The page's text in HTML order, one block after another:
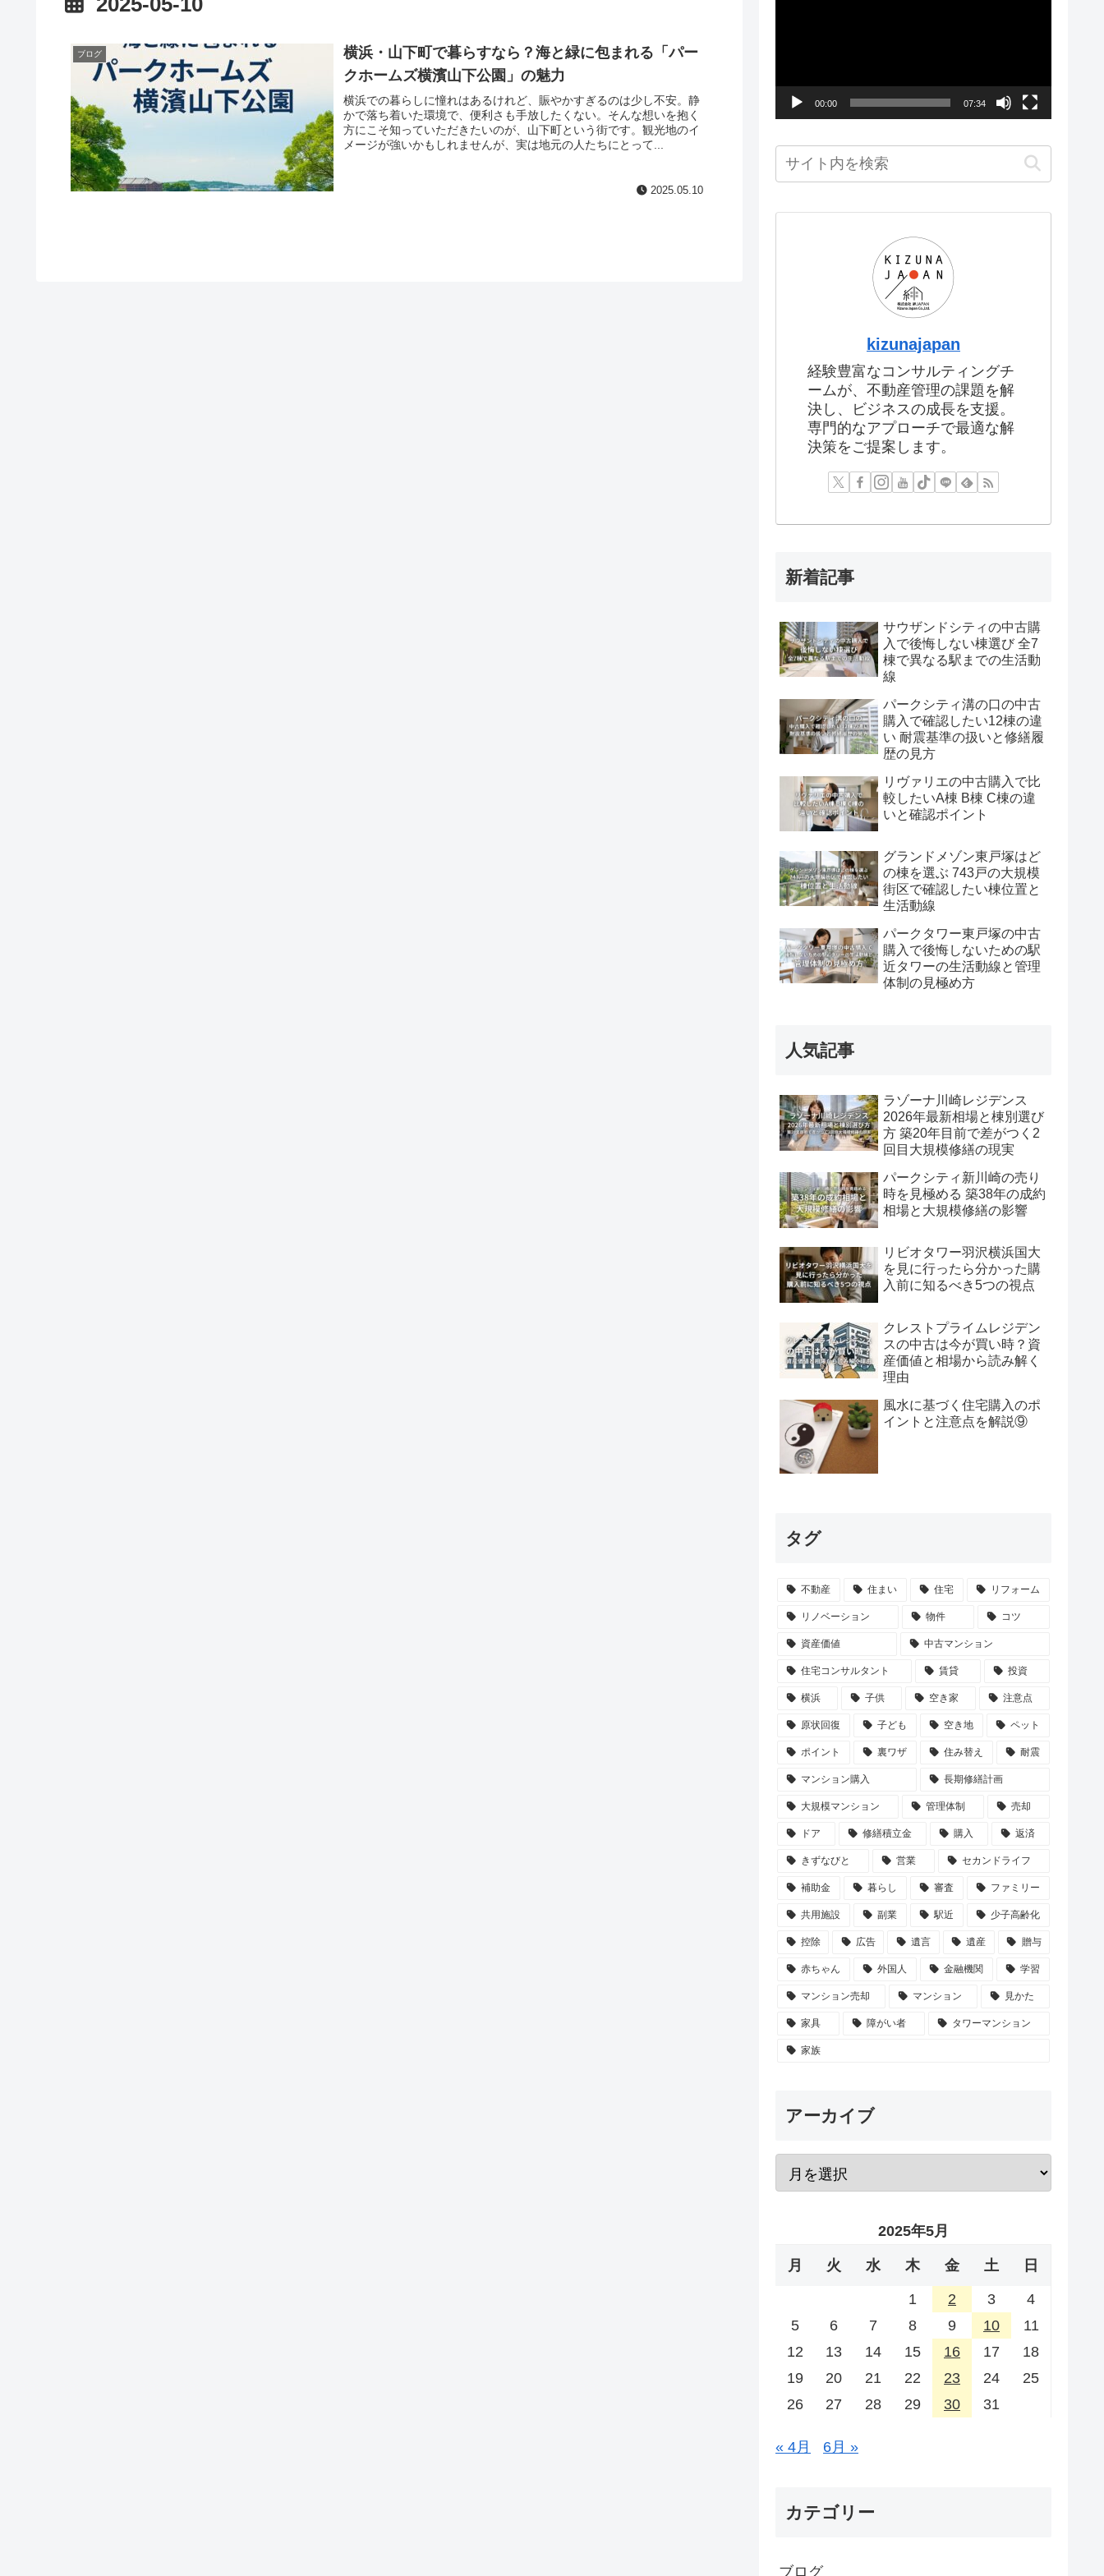
ブログ
横浜・山下町で暮らすなら？海と緑に包まれる「パー
クホームズ横濱山下公園」の魅力
横浜での暮らしに憧れはあるけれど、賑やかすぎるのは少し不安。静
かで落ち着いた環境で、便利さも手放したくない。そんな想いを抱く
方にこそ知っていただきたいのが、山下町という街です。観光地のイ
メージが強いかもしれませんが、実は地元の人たちにとって...
2025.05.10
00:00 07:34
kizunajapan
経験豊富なコンサルティングチ
ームが、不動産管理の課題を解
決し、ビジネスの成長を支援。
専門的なアプローチで最適な解
決策をご提案します。
新着記事
サウザンドシティの中古購
入で後悔しない棟選び 全7
棟で異なる駅までの生活動
線
パークシティ溝の口の中古
購入で確認したい12棟の違
い 耐震基準の扱いと修繕履
歴の見方
リヴァリエの中古購入で比
較したいA棟 B棟 C棟の違
いと確認ポイント
グランドメゾン東戸塚はど
の棟を選ぶ 743戸の大規模
街区で確認したい棟位置と
生活動線
パークタワー東戸塚の中古
購入で後悔しないための駅
近タワーの生活動線と管理
体制の見極め方
人気記事
ラゾーナ川崎レジデンス
2026年最新相場と棟別選び
方 築20年目前で差がつく2
回目大規模修繕の現実
パークシティ新川崎の売り
時を見極める 築38年の成約
相場と大規模修繕の影響
リビオタワー羽沢横浜国大
を見に行ったら分かった購
入前に知るべき5つの視点
クレストプライムレジデン
スの中古は今が買い時？資
産価値と相場から読み解く
理由
風水に基づく住宅購入のポ
イントと注意点を解説⑨
タグ
不動産 住まい 住宅 リフォーム
リノベーション 物件 コツ
資産価値 中古マンション
住宅コンサルタント 賃貸 投資
横浜 子供 空き家 注意点
原状回復 子ども 空き地 ペット
ポイント 裏ワザ 住み替え 耐震
マンション購入 長期修繕計画
大規模マンション 管理体制 売却
ドア 修繕積立金 購入 返済
きずなびと 営業 セカンドライフ
補助金 暮らし 審査 ファミリー
共用施設 副業 駅近 少子高齢化
控除 広告 遺言 遺産 贈与
赤ちゃん 外国人 金融機関 学習
マンション売却 マンション 見かた
家具 障がい者 タワーマンション
家族
アーカイブ
2025年5月
月 火 水 木 金 土 日
1 2 3
4
5
6 7 8 9 10
11
12
13 14 15 16 17
18
19
20 21 22 23 24
25
26
27 28 29 30 31
« 4月 6月 »
カテゴリー
ブログ